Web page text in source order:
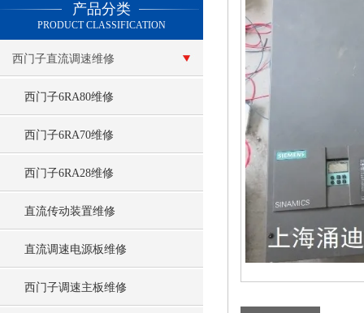
产品分类
PRODUCT CLASSIFICATION
西门子直流调速维修
西门子6RA80维修
西门子6RA70维修
西门子6RA28维修
直流传动装置维修
直流调速电源板维修
西门子调速主板维修